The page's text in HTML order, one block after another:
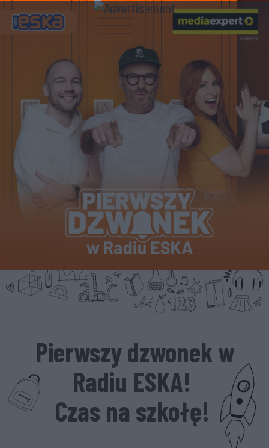
Pierwszy dzwonek w
Radiu ESKA!
Czas na szkołę!